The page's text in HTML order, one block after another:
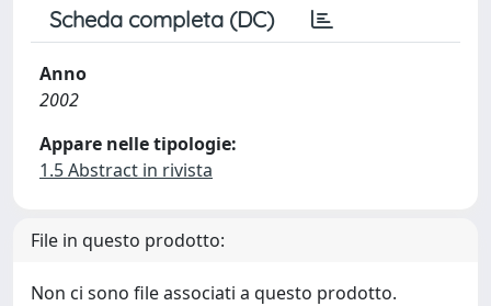
Scheda completa (DC)
Anno
2002
Appare nelle tipologie:
1.5 Abstract in rivista
File in questo prodotto:
Non ci sono file associati a questo prodotto.